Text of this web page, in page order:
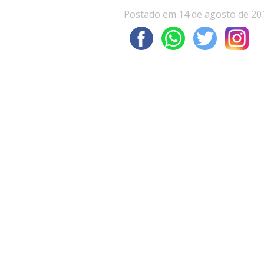
Postado em 14 de agosto de